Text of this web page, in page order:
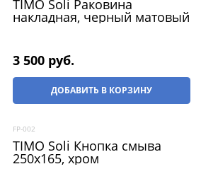
TIMO Soli Раковина
накладная, черный матовый
3 500 руб.
ДОБАВИТЬ В КОРЗИНУ
FP-002
TIMO Soli Кнопка смыва
250x165, хром